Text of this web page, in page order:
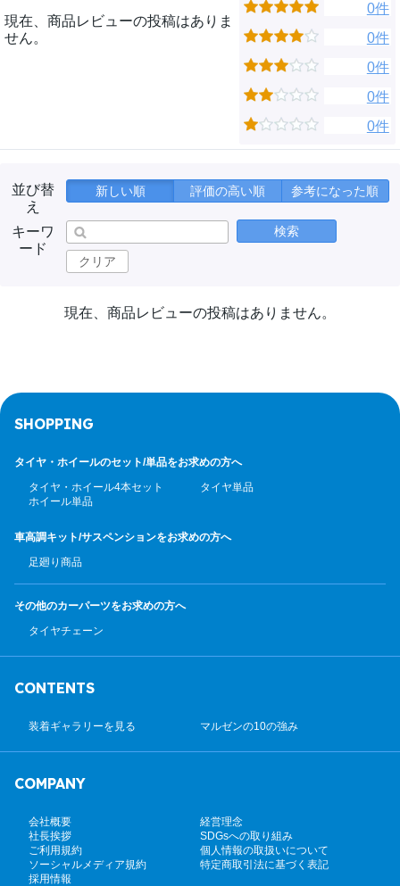
現在、商品レビューの投稿はありま
せん。
0件
0件
0件
0件
0件
並び替
え
新しい順 評価の高い順 参考になった順
キーワ
ード
検索
クリア
現在、商品レビューの投稿はありません。
SHOPPING
タイヤ・ホイールのセット/単品をお求めの方へ
タイヤ・ホイール4本セット
タイヤ単品
ホイール単品
車高調キット/サスペンションをお求めの方へ
足廻り商品
その他のカーパーツをお求めの方へ
タイヤチェーン
CONTENTS
装着ギャラリーを見る マルゼンの10の強み
COMPANY
会社概要
経営理念
社長挨拶
SDGsへの取り組み
ご利用規約
個人情報の取扱いについて
ソーシャルメディア規約
特定商取引法に基づく表記
採用情報